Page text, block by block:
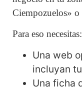
Ciempozuelos»
Para eso necesitas:
Una web
incluyan
Una ficha